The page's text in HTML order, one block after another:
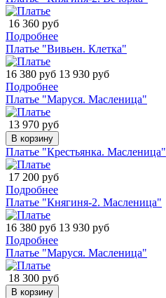
16 360 руб
Подробнее
Платье "Вивьен. Клетка"
16 380 руб 13 930 руб
Подробнее
Платье "Маруся. Масленица"
13 970 руб
В корзину
Платье "Крестьянка. Масленица"
17 200 руб
Подробнее
Платье "Княгиня-2. Масленица"
16 380 руб 13 930 руб
Подробнее
Платье "Маруся. Масленица"
18 300 руб
В корзину